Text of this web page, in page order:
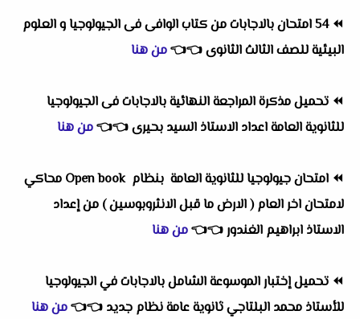
⏪
54 امتحان بالاجابات من كتاب الوافى فى الجيولوجيا و العلوم
البيئية للصف الثالث الثانوى👈
👈من هنا
⏪ تحميل مذكرة المراجعة النهائية بالاجابات فى الجيولوجيا
للثانوية العامة اعداد الاستاذ السيد بحيرى👈
👈من هنا
⏪
امتحان جيولوجيا للثانوية العامة بنظام Open book محاكي
لامتحان اخر العام ( الارض ما قبل الانثروبوسين ) من إعداد
الاستاذ ابراهيم الغندور👈
👈من هنا
⏪ تحميل إختبار الموسوعة الشامل بالاجابات في الجيولوجيا
للأستاذ محمد البلتاجي ثانوية عامة نظام جديد 👈
👈من هنا